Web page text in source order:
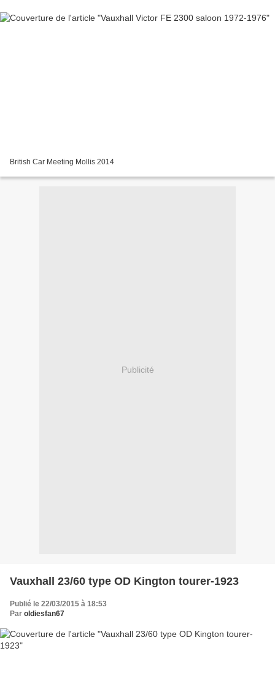
British Car Meeting Mollis 2014
Publicité
Vauxhall 23/60 type OD Kington tourer-1923
Publié le 22/03/2015 à 18:53
Par oldiesfan67